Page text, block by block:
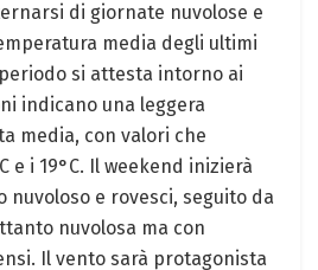
di giornate nuvolose e
media degli ultimi
si attesta intorno ai
indicano una leggera
media, con valori che
e i 19°C. Il weekend inizierà
nuvoloso e rovesci, seguito da
nuvolosa ma con
Il vento sarà protagonista